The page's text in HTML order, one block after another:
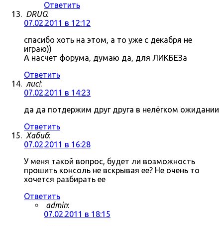
Ответить
DRUG:
07.02.2011 в 12:12
спасибо хоть на этом, а то уже с декабря не
играю))
А насчет форума, думаю да, для ЛИКБЕЗа
Ответить
лис!:
07.02.2011 в 14:23
да да потдержим друг друга в нелёгком ожидании
Ответить
Хабиб:
07.02.2011 в 16:28
У меня такой вопрос, будет ли возможность
прошить консоль не вскрывая ее? Не очень то
хочется разбирать ее
Ответить
admin:
07.02.2011 в 18:15